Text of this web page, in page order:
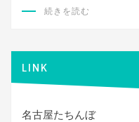
続きを読む
LINK
名古屋たちんぼ